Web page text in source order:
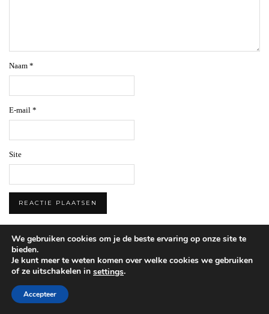
Naam *
E-mail *
Site
Welkom op Beautylab.nl
We gebruiken cookies om je de beste ervaring op onze site te
bieden.
Je kunt meer te weten komen over welke cookies we gebruiken
of ze uitschakelen in settings.
Accepteer